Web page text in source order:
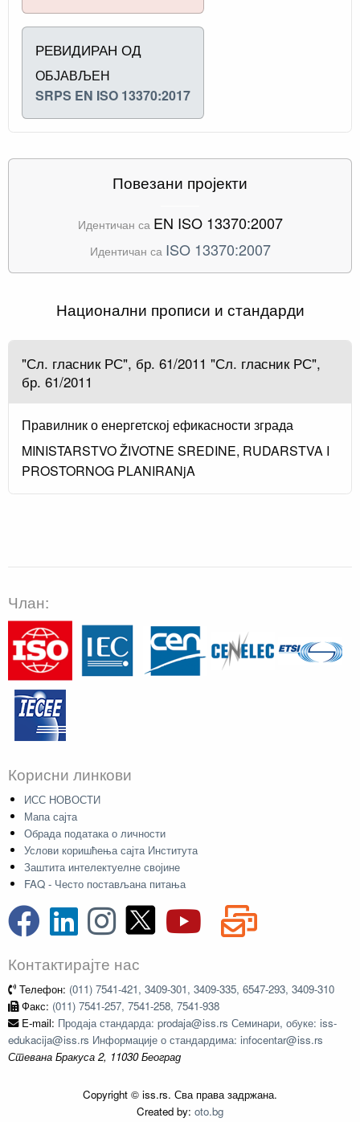
РЕВИДИРАН ОД
ОБЈАВЉЕН
SRPS EN ISO 13370:2017
Повезани пројекти
Идентичан са EN ISO 13370:2007
Идентичан са ISO 13370:2007
Национални прописи и стандарди
"Сл. гласник РС", бр. 61/2011 "Сл. гласник РС",
бр. 61/2011
Правилник о енергетској ефикасности зграда
MINISTARSTVO ŽIVOTNE SREDINE, RUDARSTVA I
PROSTORNOG PLANIRANjA
Члан:
Корисни линкови
ИСС НОВОСТИ
Мапа сајта
Обрада података о личности
Услови коришћења сајта Института
Заштита интелектуелне својине
FAQ - Често постављана питања
Контактирајте нас
Телефон: (011) 7541-421, 3409-301, 3409-335, 6547-293, 3409-310
Факс: (011) 7541-257, 7541-258, 7541-938
E-mail: Продаја стандарда: prodaja@iss.rs Семинари, обуке: iss-
edukacija@iss.rs Информације о стандардима: infocentar@iss.rs
Стевана Бракуса 2, 11030 Београд
Copyright © iss.rs. Сва права задржана.
Created by: oto.bg